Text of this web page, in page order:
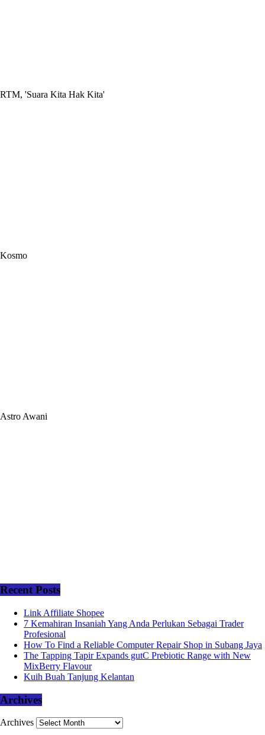
RTM, 'Suara Kita Hak Kita'
Kosmo
Astro Awani
Recent Posts
Link Affiliate Shopee
7 Kemahiran Insaniah Yang Anda Perlukan Sebagai Trader
Profesional
How To Find a Reliable Computer Repair Shop in Subang Jaya
The Tapping Tapir Expands gutC Prebiotic Range with New
MixBerry Flavour
Kuih Buah Tanjung Kelantan
Archives
Archives